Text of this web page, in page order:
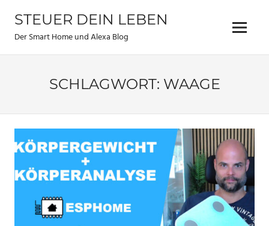
Inhalt
springen
STEUER DEIN LEBEN
Der Smart Home und Alexa Blog Menu
SCHLAGWORT: WAAGE